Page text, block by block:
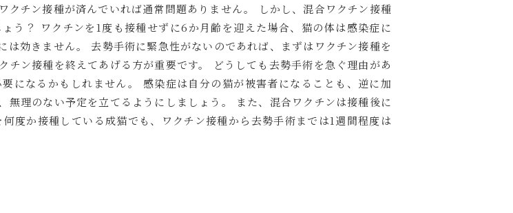
チン接種が済んでいれば通常問題ありません。 しかし、混合ワクチン接種
う？ ワクチンを1度も接種せずに6か月齢を迎えた場合、猫の体は感染症に
効きません。 去勢手術に緊急性がないのであれば、まずはワクチン接種を
ン接種を終えてあげる方が重要です。 どうしても去勢手術を急ぐ理由があ
になるかもしれません。 感染症は自分の猫が被害者になることも、逆に加
理のない予定を立てるようにしましょう。 また、混合ワクチンは接種後に
度か接種している成猫でも、ワクチン接種から去勢手術までは1週間程度は